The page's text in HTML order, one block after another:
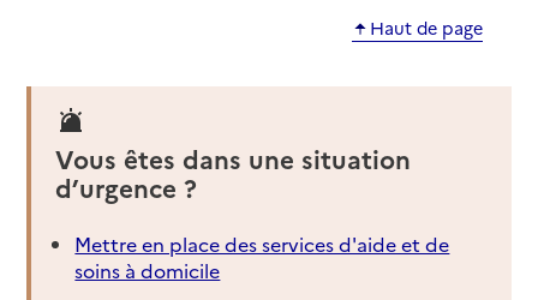
Haut de page
Vous êtes dans une situation
d’urgence ?
Mettre en place des services d'aide et de
soins à domicile